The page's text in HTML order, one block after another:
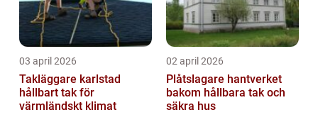
03 april 2026
Takläggare karlstad
hållbart tak för
värmländskt klimat
02 april 2026
Plåtslagare hantverket
bakom hållbara tak och
säkra hus